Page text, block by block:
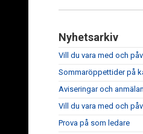
Nyhetsarkiv
Vill du vara med och
Sommaröppettider på
Aviseringar och
Vill du vara med och
Prova på som ledare